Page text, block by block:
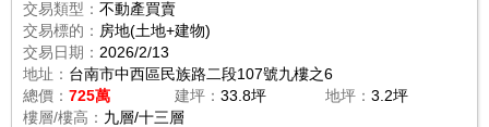
交易類型： 不動產買賣
交易標的： 房地(土地+建物)
交易日期： 2026/2/13
地址： 台南市中西區民族路二段107號九樓之6
總價： 725萬 建坪： 33.8坪 地坪：3.2坪
樓層/樓高： 九層/十三層